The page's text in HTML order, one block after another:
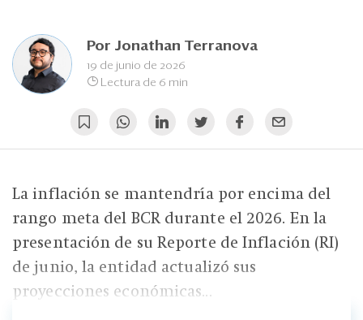
Por Jonathan Terranova
19 de junio de 2026
Lectura de 6 min
La inflación se mantendría por encima del
rango meta del BCR durante el 2026. En la
presentación de su Reporte de Inflación (RI)
de junio, la entidad actualizó sus
proyecciones económicas...